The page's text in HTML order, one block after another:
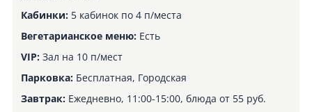
Кабинки:5 кабинок по 4 п/места
Вегетарианское меню:Есть
VIP:Зал на 10 п/мест
Парковка:Бесплатная, Городская
Завтрак:Ежедневно, 11:00-15:00, блюда от 55 руб.